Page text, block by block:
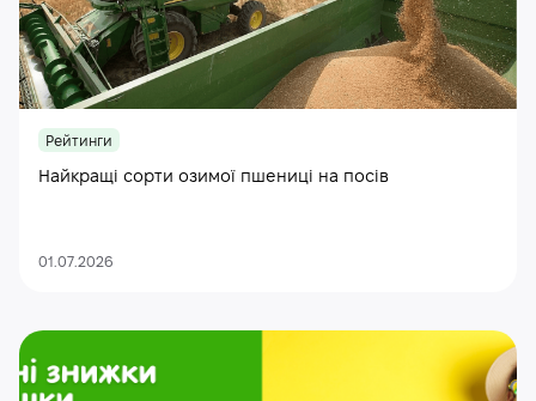
Рейтинги
Найкращі сорти озимої пшениці на посів
01.07.2026